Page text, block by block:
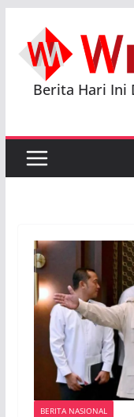
content
Berita Hari Ini
BERITA NASIONAL